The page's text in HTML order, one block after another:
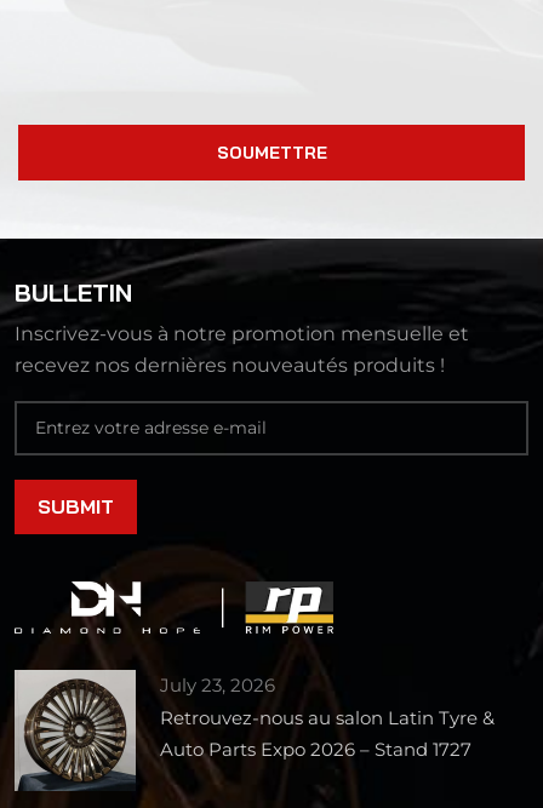
SOUMETTRE
BULLETIN
Inscrivez-vous à notre promotion mensuelle et
recevez nos dernières nouveautés produits !
July 23, 2026
Retrouvez-nous au salon Latin Tyre &
Auto Parts Expo 2026 – Stand 1727